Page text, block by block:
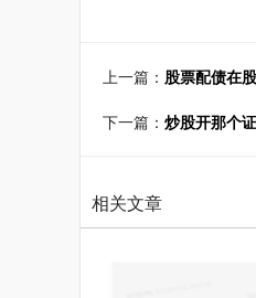
上一篇： 股票配债在
下一篇： 炒股开那个
相关文章